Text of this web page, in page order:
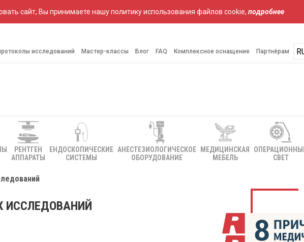
сайт, Вы принимаете нашу политику использования файлов cookie, подробнее
исследований Мастер-классы Блог FAQ Комплексное оснащение Партнёрам
РЕНТГЕН
АППАРАТЫ
ЕНДОСКОПИЧЕСКИЕ
СИСТЕМЫ
АНЕСТЕЗИОЛОГИЧЕСКОЕ
ОБОРУДОВАНИЕ
МЕДИЦИНСКАЯ
МЕБЕЛЬ
СВЕТ
ИССЛЕДОВАНИЙ